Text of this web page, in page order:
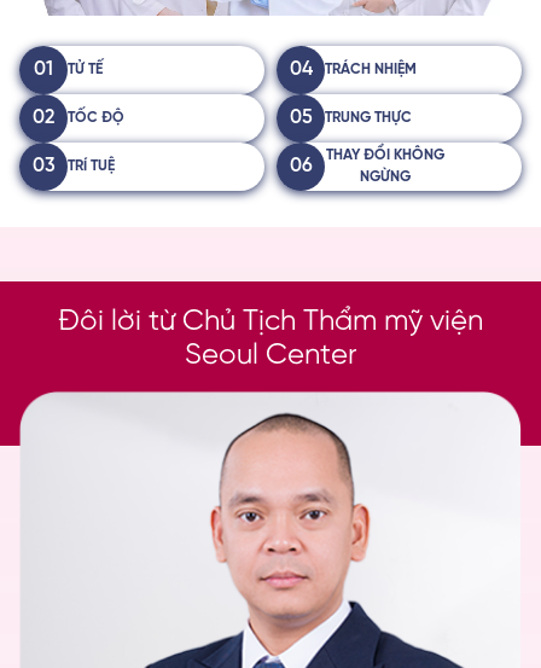
01 TỬ TẾ
02 TỐC ĐỘ
03 TRÍ TUỆ
04 TRÁCH NHIỆM
05 TRUNG THỰC
06
THAY ĐỔI KHÔNG
NGỪNG
Đôi lời từ Chủ Tịch Thẩm mỹ viện
Seoul Center